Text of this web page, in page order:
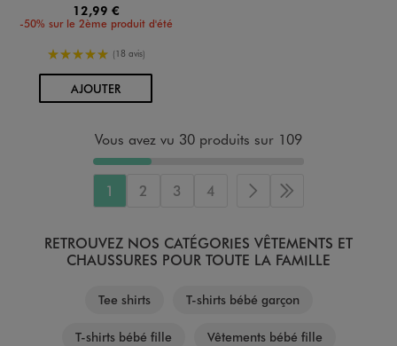
12,99 €
-50% sur le 2ème produit d'été
5/5 de moyenne
(18 avis)
AJOUTERAU PANIER
Vous avez vu 30 produits sur 109
1 2 3 4 Page suivante
Dernière page
RETROUVEZ NOS CATÉGORIES VÊTEMENTS ET
CHAUSSURES POUR TOUTE LA FAMILLE
Tee shirts T-shirts bébé garçon
T-shirts bébé fille Vêtements bébé fille